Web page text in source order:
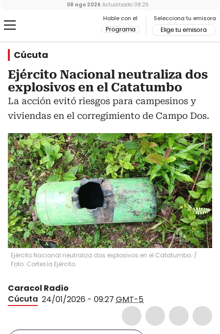
Hable con el
Programa
Selecciona tu emisora
Elige tu emisora
08 ago 2026 Actualizado 08:25
Cúcuta
Ejército Nacional neutraliza dos
explosivos en el Catatumbo
La acción evitó riesgos para campesinos y
viviendas en el corregimiento de Campo Dos.
Ejército Nacional neutraliza dos explosivos en el Catatumbo. /
Foto: Cortesía Ejército.
Caracol Radio
Cúcuta 24/01/2026 - 09:27 GMT-5